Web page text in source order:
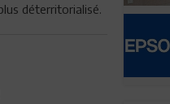
déterritorialisé.